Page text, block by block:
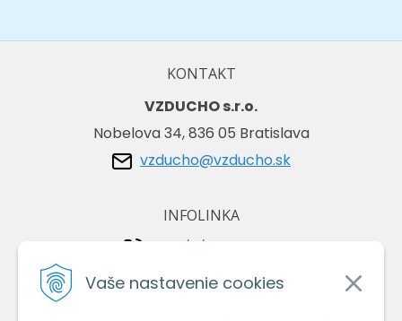
Vaše nastavenie cookies
KONTAKT
VZDUCHO s.r.o.
Nobelova 34, 836 05 Bratislava
vzducho@vzducho.sk
INFOLINKA
+421/2/4464 0134
+421/903 729 042